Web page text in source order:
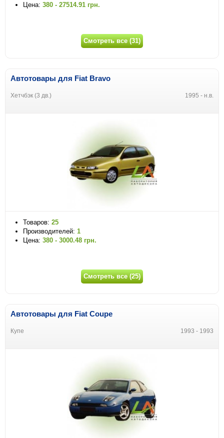
Цена: 380 - 27514.91 грн.
Смотреть все (31)
Автотовары для Fiat Bravo
Хетчбэк (3 дв.) 1995 - н.в.
Товаров: 25
Производителей: 1
Цена: 380 - 3000.48 грн.
Смотреть все (25)
Автотовары для Fiat Coupe
Купе 1993 - 1993